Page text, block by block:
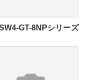
GT-8NPシリーズ